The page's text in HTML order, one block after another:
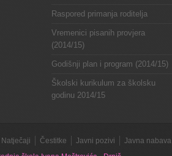
Raspored primanja roditelja
Vremenici pisanih provjera
(2014/15)
Godišnji plan i program (2014/15)
Školski kurikulum za školsku
godinu 2014/15
Natječaji Čestitke Javni pozivi Javna nabava